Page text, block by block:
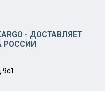
- ДОСТАВЛЯЕТ
РОССИИ